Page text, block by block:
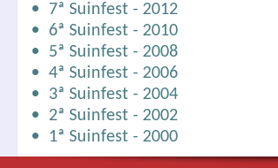
• 7ª Suinfest - 2012
• 6ª Suinfest - 2010
• 5ª Suinfest - 2008
• 4ª Suinfest - 2006
• 3ª Suinfest - 2004
• 2ª Suinfest - 2002
• 1ª Suinfest - 2000